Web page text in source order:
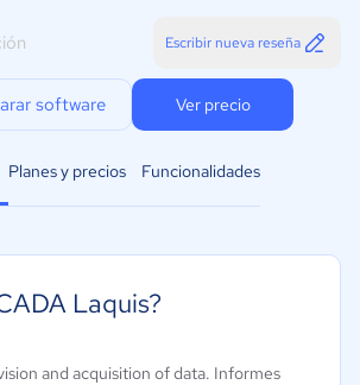
Escribir nueva reseña
software Ver precio
Planes y precios Funcionalidades
Laquis?
and acquisition of data. Informes